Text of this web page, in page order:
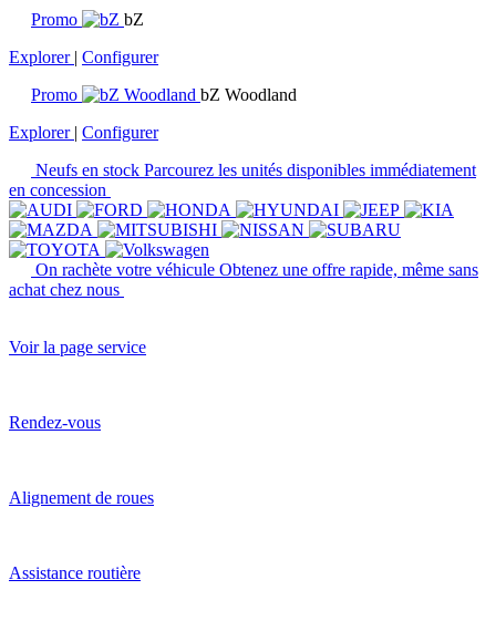
Promo
bZ
Explorer | Configurer
Promo
bZ Woodland
Explorer | Configurer
Neufs en stock Parcourez les unités disponibles immédiatement
en concession
On rachète votre véhicule Obtenez une offre rapide, même sans
achat chez nous
Voir la page service
Rendez-vous
Alignement de roues
Assistance routière